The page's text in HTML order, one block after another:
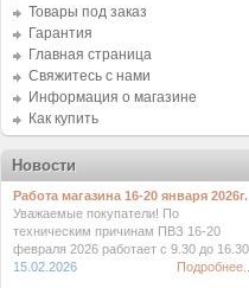
Товары под заказ
Гарантия
Главная страница
Свяжитесь с нами
Информация о магазине
Как купить
Новости
Работа магазина 16-20 января 2026г.
Уважаемые покупатели! По
техническим причинам ПВЗ 16-20
февраля 2026 работает с 9.30 до 16.30.
15.02.2026
Подробнее...